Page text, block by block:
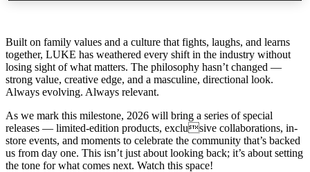
Built on family values and a culture that fights, laughs, and learns
together, LUKE has weathered every shift in the industry without
losing sight of what matters. The philosophy hasn’t changed —
strong value, creative edge, and a masculine, directional look.
Always evolving. Always relevant.
As we mark this milestone, 2026 will bring a series of special
releases — limited-edition products, exclusive collaborations, in-
store events, and moments to celebrate the community that’s backed
us from day one. This isn’t just about looking back; it’s about setting
the tone for what comes next. Watch this space!